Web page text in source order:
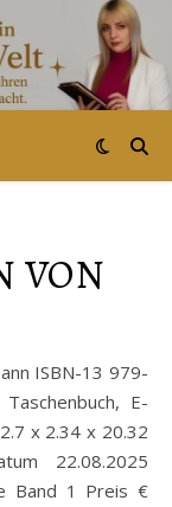
VON
E-
x 2.34 x 20.32
22.08.2025
Band 1 Preis €